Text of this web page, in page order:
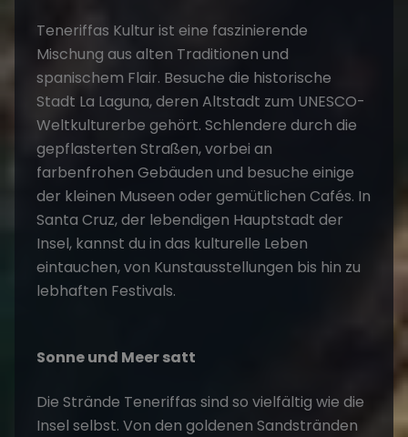
Teneriffas Kultur ist eine faszinierende
Mischung aus alten Traditionen und
spanischem Flair. Besuche die historische
Stadt La Laguna, deren Altstadt zum UNESCO-
Weltkulturerbe gehört. Schlendere durch die
gepflasterten Straßen, vorbei an
farbenfrohen Gebäuden und besuche einige
der kleinen Museen oder gemütlichen Cafés. In
Santa Cruz, der lebendigen Hauptstadt der
Insel, kannst du in das kulturelle Leben
eintauchen, von Kunstausstellungen bis hin zu
lebhaften Festivals.
Sonne und Meer satt
Die Strände Teneriffas sind so vielfältig wie die
Insel selbst. Von den goldenen Sandstränden